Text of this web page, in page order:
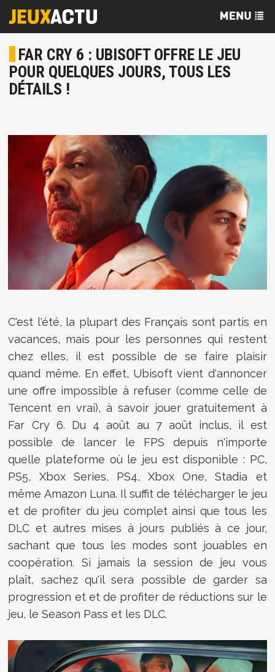
FAR CRY 6 : UBISOFT OFFRE LE JEU
POUR QUELQUES JOURS, TOUS LES
DÉTAILS !
C'est l'été, la plupart des Français sont partis en
vacances, mais pour les personnes qui restent
chez elles, il est possible de se faire plaisir
quand même. En effet, Ubisoft vient d'annoncer
une offre impossible à refuser (comme celle de
Tencent en vrai), à savoir jouer gratuitement à
Far Cry 6. Du 4 août au 7 août inclus, il est
possible de lancer le FPS depuis n'importe
quelle plateforme où le jeu est disponible : PC,
PS5, Xbox Series, PS4, Xbox One, Stadia et
même Amazon Luna. Il suffit de télécharger le jeu
et de profiter du jeu complet ainsi que tous les
DLC et autres mises à jours publiés à ce jour,
sachant que tous les modes sont jouables en
coopération. Si jamais la session de jeu vous
plaît, sachez qu'il sera possible de garder sa
progression et et de profiter de réductions sur le
jeu, le Season Pass et les DLC.